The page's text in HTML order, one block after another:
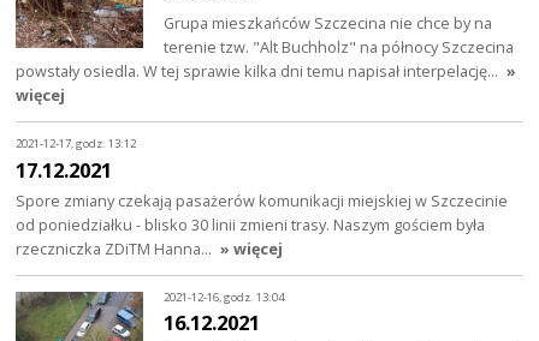
Grupa mieszkańców Szczecina nie chce by na
terenie tzw. "Alt Buchholz" na północy Szczecina
powstały osiedla. W tej sprawie kilka dni temu napisał interpelację… »
więcej
2021-12-17, godz. 13:12
17.12.2021
Spore zmiany czekają pasażerów komunikacji miejskiej w Szczecinie
od poniedziałku - blisko 30 linii zmieni trasy. Naszym gościem była
rzeczniczka ZDiTM Hanna… » więcej
2021-12-16, godz. 13:04
16.12.2021